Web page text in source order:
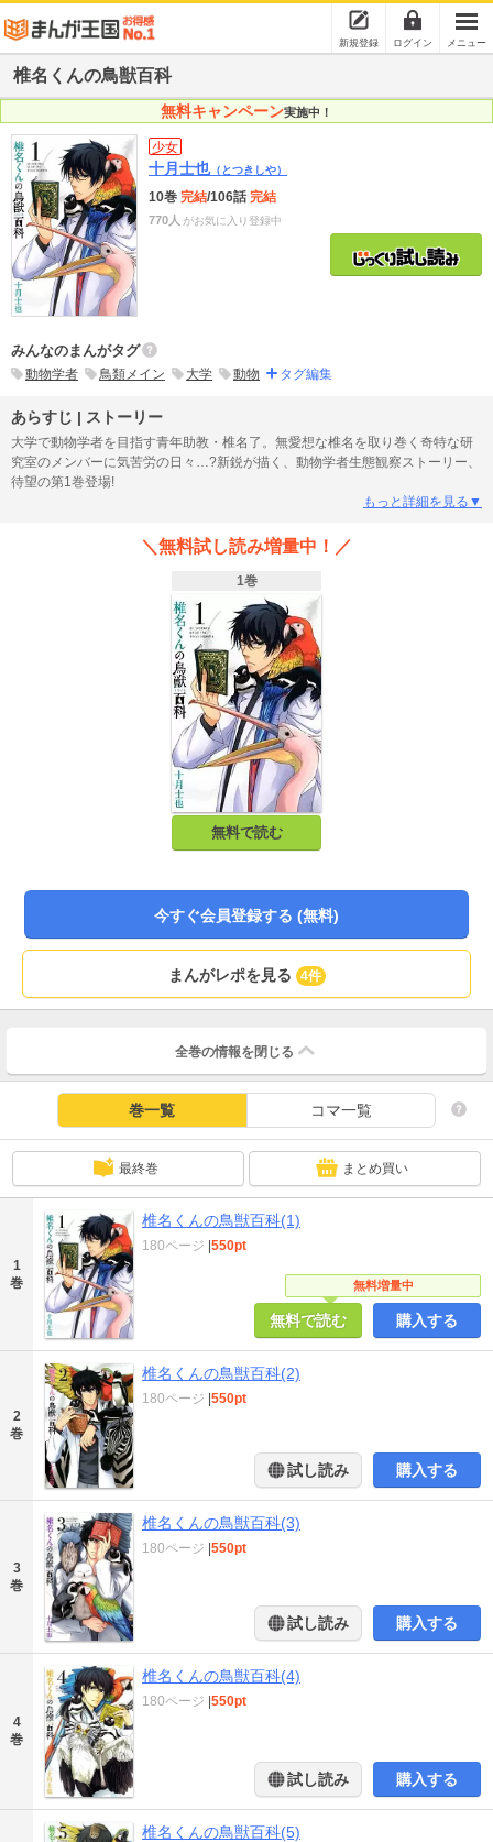
新規登録 ログイン メニュー
椎名くんの鳥獣百科
無料キャンペーン実施中！
少女
十月士也（とつきしや）
10巻 完結/106話完結
770人 がお気に入り登録中
みんなのまんがタグ
動物学者 鳥類メイン 大学 動物 タグ編集
あらすじ | ストーリー
大学で動物学者を目指す青年助教・椎名了。無愛想な椎名を取り巻く奇特な研
究室のメンバーに気苦労の日々…?新鋭が描く、動物学者生態観察ストーリー、
待望の第1巻登場!
もっと詳細を見る▼
＼無料試し読み増量中！／
1巻
無料で読む
今すぐ会員登録する (無料)
まんがレポを見る 4件
全巻の情報を 閉じる
巻一覧 コマ一覧
最終巻 まとめ買い
1
巻
椎名くんの鳥獣百科(1)
無料増量中
180ページ |550pt
無料で読む 購入する
2
巻
椎名くんの鳥獣百科(2)
180ページ |550pt
試し読み 購入する
3
巻
椎名くんの鳥獣百科(3)
180ページ |550pt
試し読み 購入する
4
巻
椎名くんの鳥獣百科(4)
180ページ |550pt
試し読み 購入する
椎名くんの鳥獣百科(5)